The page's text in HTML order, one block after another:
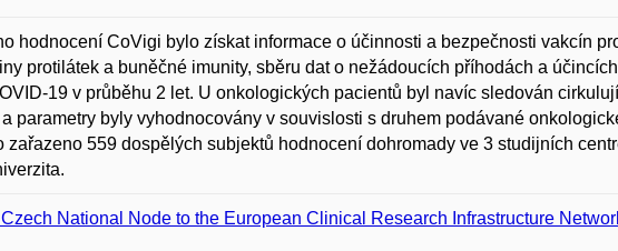
hodnocení CoVigi bylo získat informace o účinnosti a bezpečnosti vakcín
protilátek a buněčné imunity, sběru dat o nežádoucích příhodách a
19 v průběhu 2 let. U onkologických pacientů byl navíc sledován
parametry byly vyhodnocovány v souvislosti s druhem podávané
zařazeno 559 dospělých subjektů hodnocení dohromady ve 3 studijních
National Node to the European Clinical Research Infrastructure